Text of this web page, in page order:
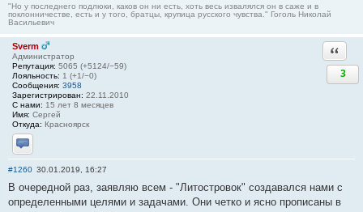
"Но у последнего подлюки, каков он ни есть, хоть весь извалялся он в саже и в
поклонничестве, есть и у того, братцы, крупица русского чувства." Гоголь Николай
Васильевич
Sverm
Администратор
Репутация: 5065 (+5124/−59)
Лояльность: 1 (+1/−0)
Сообщения: 3958
Зарегистрирован: 22.11.2010
С нами: 15 лет 8 месяцев
Имя: Сергей
Откуда: Красноярск
Отправить личное сообщение
3
#1260 30.01.2019, 16:27
В очередной раз, заявляю всем - "Литостровок" создавался нами с
определенными целями и задачами. Они четко и ясно прописаны в